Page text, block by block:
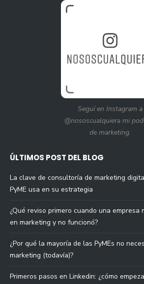
Seguí en Instagram a
@nososcualquiera mi
de marketing.
ÚLTIMOS POST DEL BLOG
La clave de consultoría de marketing
PyME usa en su estrategia
¿Qué reviso primero cuando una empresa
en marketing y no funcionó?
¿Por qué la mayoría de las PyMEs no
marketing (todavía)?
Primeros pasos en Linkedin: ¿cómo